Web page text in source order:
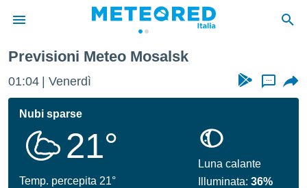
di
per
le
Previsioni Meteo Mosalsk
01:04 Venerdì ...
Nubi sparse
21°
Temp. percepita 21°
Luna calante
Illuminata:36%